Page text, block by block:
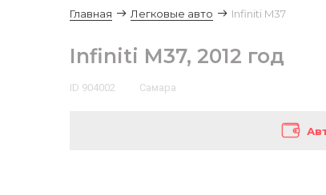
Главная Легковые авто Infiniti M37
Infiniti M37, 2012 год
ID 904002 Самара